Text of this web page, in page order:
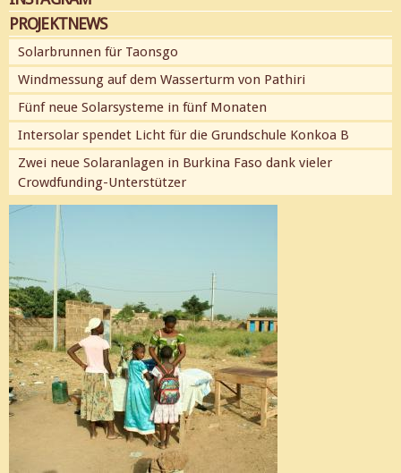
PROJEKTNEWS
Solarbrunnen für Taonsgo
Windmessung auf dem Wasserturm von Pathiri
Fünf neue Solarsysteme in fünf Monaten
Intersolar spendet Licht für die Grundschule Konkoa B
Zwei neue Solaranlagen in Burkina Faso dank vieler
Crowdfunding-Unterstützer